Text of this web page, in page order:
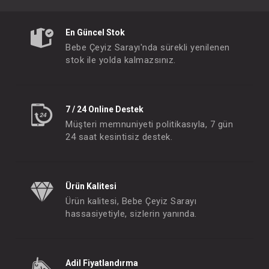
En Güncel Stok
Bebe Çeyiz Sarayı'nda sürekli yenilenen
stok ile yolda kalmazsınız.
7 / 24 Online Destek
Müşteri memnuniyeti politikasıyla, 7 gün
24 saat kesintisiz destek.
Ürün Kalitesi
Ürün kalitesi, Bebe Çeyiz Sarayı
hassasiyetiyle, sizlerin yanında.
Adil Fiyatlandırma